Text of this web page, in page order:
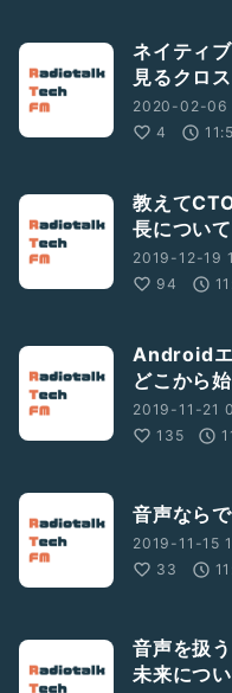
ネイティ
見るクロ
2020-02-06
4
教えて
長について
2019-12-19
94
Androidエ
どこから
2019-11-21
135
音声なら
2019-11-15
33
音声を扱
未来につ